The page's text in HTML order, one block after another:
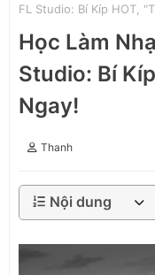
FL Studio: Bí Kíp HOT,
Học Làm
Studio: Bí
Ngay!
Thanh
Nội dung